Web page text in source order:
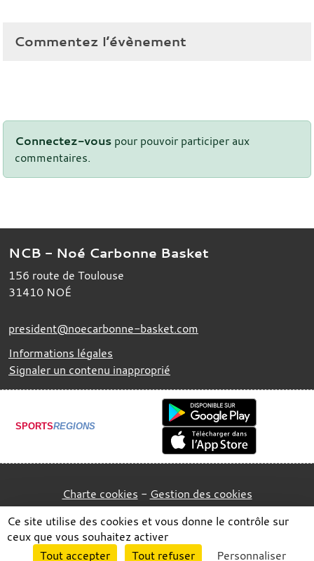
Commentez l’évènement
Connectez-vous pour pouvoir participer aux
commentaires.
NCB - Noé Carbonne Basket
156 route de Toulouse
31410 NOÉ
president@noecarbonne-basket.com
Informations légales
Signaler un contenu inapproprié
SPORTSREGIONS
Charte cookies Gestion des cookies
Envie de participer ? Connexion
Ce site utilise des cookies et vous donne le contrôle sur
ceux que vous souhaitez activer
Tout accepter
Tout refuser Personnaliser